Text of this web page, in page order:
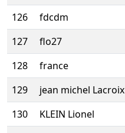
126 fdcdm
127 flo27
128 france
129 jean michel Lacroix
130 KLEIN Lionel